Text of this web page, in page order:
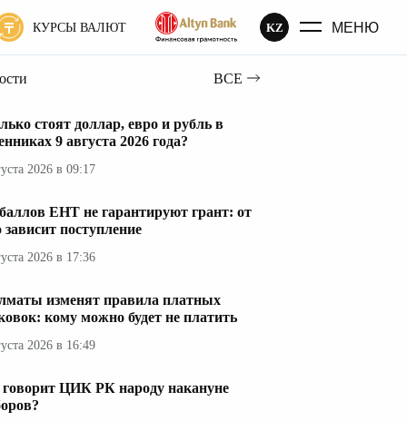
КУРСЫ ВАЛЮТ KZ МЕНЮ
ВСЕ
стоят доллар, евро и рубль в
9 августа 2026 года?
2026 в 09:17
ЕНТ не гарантируют грант: от
зависит поступление
2026 в 17:36
изменят правила платных
кому можно будет не платить
2026 в 16:49
ЦИК РК народу накануне